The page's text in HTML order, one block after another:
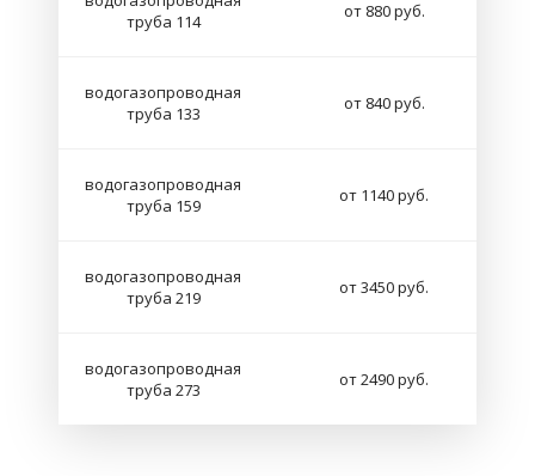
труба 114
от 880 руб.
водогазопроводная
труба 133
от 840 руб.
водогазопроводная
труба 159
от 1140 руб.
водогазопроводная
труба 219
от 3450 руб.
водогазопроводная
труба 273
от 2490 руб.